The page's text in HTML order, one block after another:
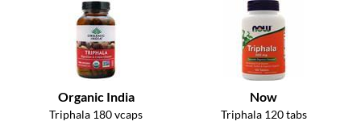
Organic India
Triphala 180 vcaps
Now
Triphala 120 tabs